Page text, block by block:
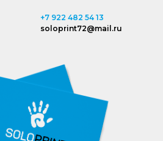
+7 922 482 54 13
soloprint72@mail.ru